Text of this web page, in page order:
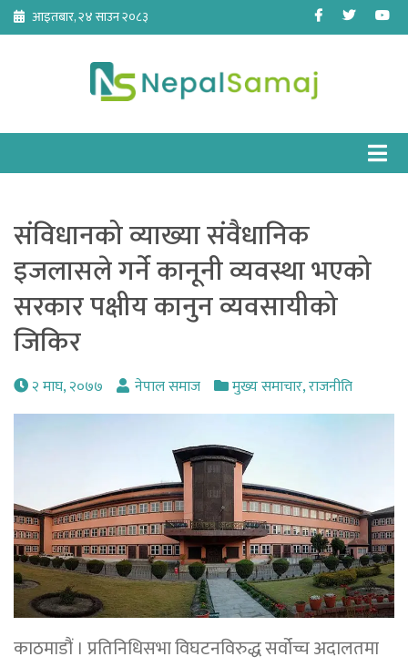
Skip
content
आइतबार, २४ साउन २०८३ Facebook
Twitter
संविधानको व्याख्या संवैधानिक
इजलासले गर्ने कानूनी व्यवस्था भएको
सरकार पक्षीय कानुन व्यवसायीको
जिकिर
२ माघ, २०७७ नेपाल समाज मुख्य समाचार,राजनीति
काठमाडौं । प्रतिनिधिसभा विघटनविरुद्ध सर्वोच्च अदालतमा